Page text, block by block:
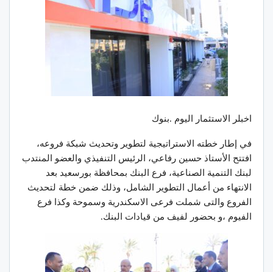
اخبلر الاستثمار اليوم .بنوك
في إطار خطته الاستراتيجية لتطوير وتحديث شبكة فروعه،
افتتح الأستاذ حسين رفاعي، الرئيس التنفيذي والعضو المنتدب
لبنك التنمية الصناعية، فرع البنك بمحافظة بورسعيد بعد
الانتهاء من أعمال التطوير الشامل، وذلك ضمن خطة لتحديث
الفروع والتى شملت فرعى الاسكندرية وسموحة وكذا فرع
الفيوم ،و بحضور لفيف من قيادات البنك.